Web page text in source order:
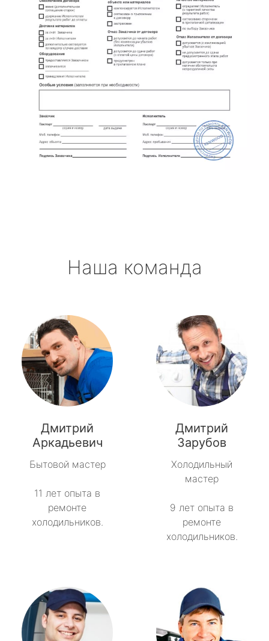
Наша команда
Дмитрий
Аркадьевич
Бытовой мастер
11 лет опыта в
ремонте
холодильников.
Дмитрий
Зарубов
Холодильный
мастер
9 лет опыта в
ремонте
холодильников.